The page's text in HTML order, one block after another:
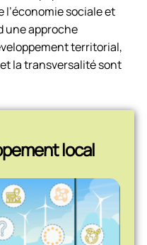
sociale et
une approche
territorial,
la transversalité sont
local